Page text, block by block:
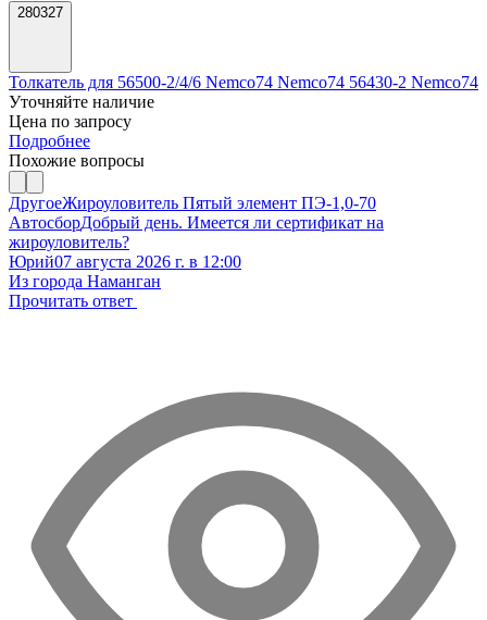
280327
Толкатель для 56500-2/4/6 Nemco74 Nemco74 56430-2 Nemco74
Уточняйте наличие
Цена по запросу
Подробнее
Похожие вопросы
ДругоеЖироуловитель Пятый элемент ПЭ-1,0-70
АвтосборДобрый день. Имеется ли сертификат на
жироуловитель?
Юрий07 августа 2026 г. в 12:00
Из города Наманган
Прочитать ответ